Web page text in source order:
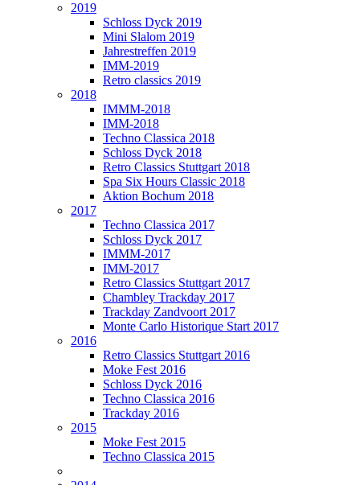
2019
Schloss Dyck 2019
Mini Slalom 2019
Jahrestreffen 2019
IMM-2019
Retro classics 2019
2018
IMMM-2018
IMM-2018
Techno Classica 2018
Schloss Dyck 2018
Retro Classics Stuttgart 2018
Spa Six Hours Classic 2018
Aktion Bochum 2018
2017
Techno Classica 2017
Schloss Dyck 2017
IMMM-2017
IMM-2017
Retro Classics Stuttgart 2017
Chambley Trackday 2017
Trackday Zandvoort 2017
Monte Carlo Historique Start 2017
2016
Retro Classics Stuttgart 2016
Moke Fest 2016
Schloss Dyck 2016
Techno Classica 2016
Trackday 2016
2015
Moke Fest 2015
Techno Classica 2015